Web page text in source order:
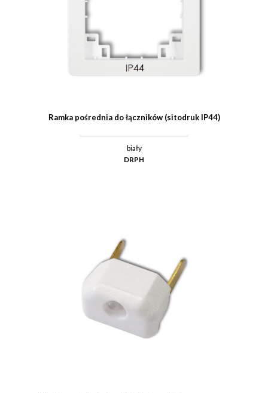
Ramka pośrednia do łączników (sitodruk IP44)
biały
DRPH